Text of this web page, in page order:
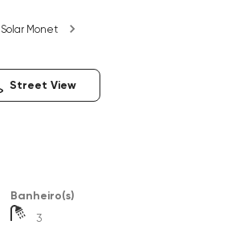
Solar Monet
Street View
Banheiro(s)
3